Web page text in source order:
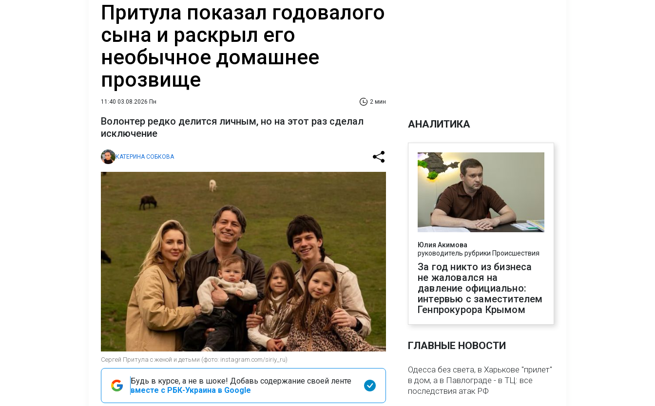
Притула показал годовалого
сына и раскрыл его
необычное домашнее
прозвище
11:40 03.08.2026 Пн 2 мин
Волонтер редко делится личным, но на этот раз сделал
исключение
КАТЕРИНА СОБКОВА
Сергей Притула с женой и детьми (фото: instagram.com/siriy_ru)
Будь в курсе, а не в шоке! Добавь содержание своей ленте
вместе с РБК-Украина в Google
АНАЛИТИКА
Юлия Акимова
руководитель рубрики Происшествия
За год никто из бизнеса
не жаловался на
давление официально:
интервью с заместителем
Генпрокурора Крымом
ГЛАВНЫЕ НОВОСТИ
Одесса без света, в Харькове "прилет"
в дом, а в Павлограде - в ТЦ: все
последствия атак РФ